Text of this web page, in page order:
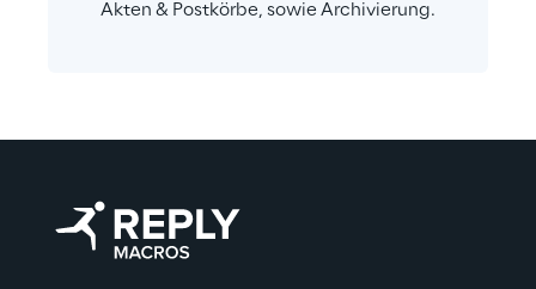
Akten & Postkörbe, sowie Archivierung.